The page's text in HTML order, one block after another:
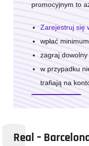
promocyjnym to
Zarejestruj się
wpłać
zagraj dowolny
w przypadku
trafiają na
Real –